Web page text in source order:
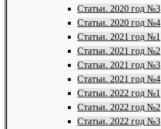
Статьи. 2020 год №3
Статьи. 2020 год №4
Статьи. 2021 год №1
Статьи. 2021 год №2
Статьи. 2021 год №3
Статьи. 2021 год №4
Статьи. 2022 год №1
Статьи. 2022 год №2
Статьи. 2022 год №3